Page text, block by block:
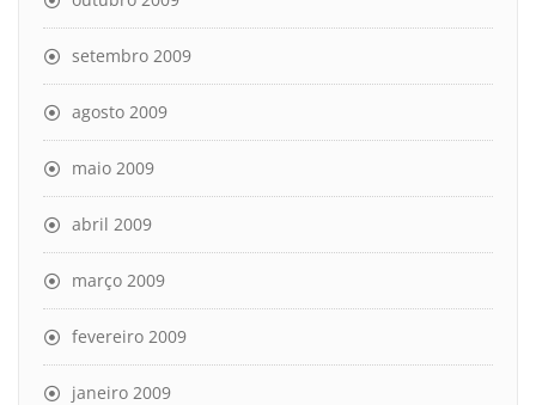
setembro 2009
agosto 2009
maio 2009
abril 2009
março 2009
fevereiro 2009
janeiro 2009